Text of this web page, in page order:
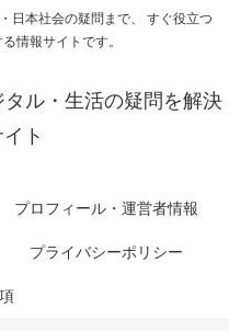
日本社会の疑問まで、 すぐ役立つ
情報サイトです。
ル・生活の疑問を解決
ト
プロフィール・運営者情報
プライバシーポリシー